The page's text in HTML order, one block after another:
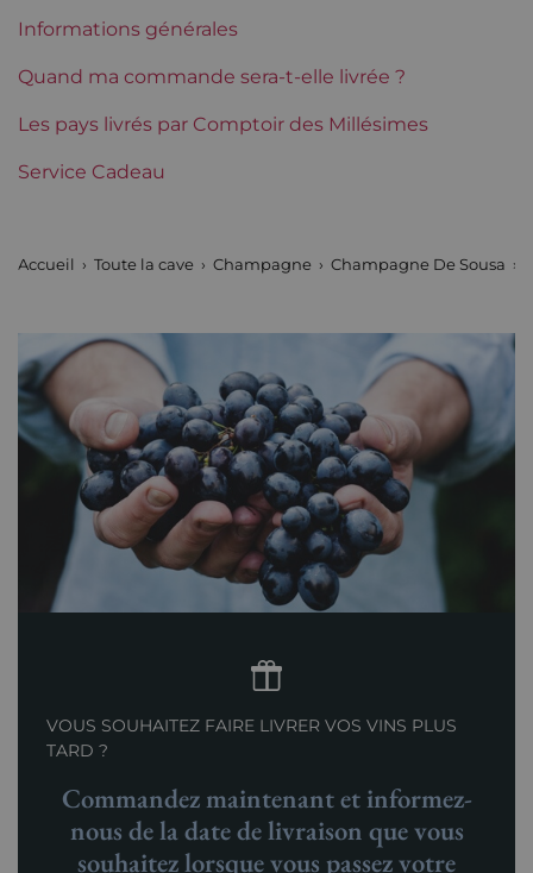
Etiquette Parfaite
Région Champagne
Incompatibilite coffret bois
Informations générales
Quand ma commande sera-t-elle livrée ?
Les pays livrés par Comptoir des Millésimes
Service Cadeau
Accueil Toute la cave Champagne Champagne De Sousa
VOUS SOUHAITEZ FAIRE LIVRER VOS VINS PLUS
TARD ?
Commandez maintenant et informez-
nous de la date de livraison que vous
souhaitez lorsque vous passez votre